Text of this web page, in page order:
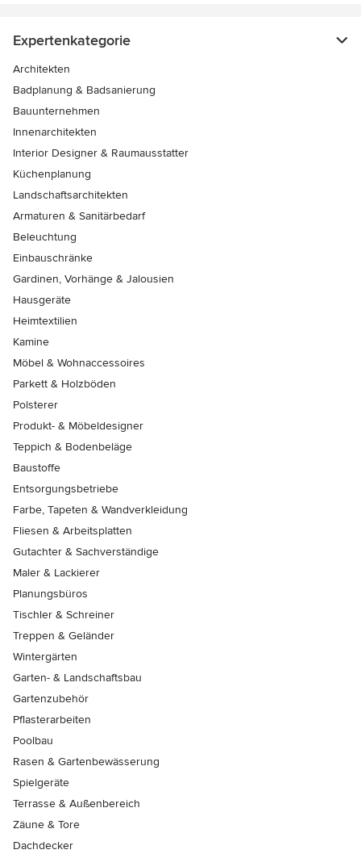
Expertenkategorie
Architekten
Badplanung & Badsanierung
Bauunternehmen
Innenarchitekten
Interior Designer & Raumausstatter
Küchenplanung
Landschaftsarchitekten
Armaturen & Sanitärbedarf
Beleuchtung
Einbauschränke
Gardinen, Vorhänge & Jalousien
Hausgeräte
Heimtextilien
Kamine
Möbel & Wohnaccessoires
Parkett & Holzböden
Polsterer
Produkt- & Möbeldesigner
Teppich & Bodenbeläge
Baustoffe
Entsorgungsbetriebe
Farbe, Tapeten & Wandverkleidung
Fliesen & Arbeitsplatten
Gutachter & Sachverständige
Maler & Lackierer
Planungsbüros
Tischler & Schreiner
Treppen & Geländer
Wintergärten
Garten- & Landschaftsbau
Gartenzubehör
Pflasterarbeiten
Poolbau
Rasen & Gartenbewässerung
Spielgeräte
Terrasse & Außenbereich
Zäune & Tore
Dachdecker